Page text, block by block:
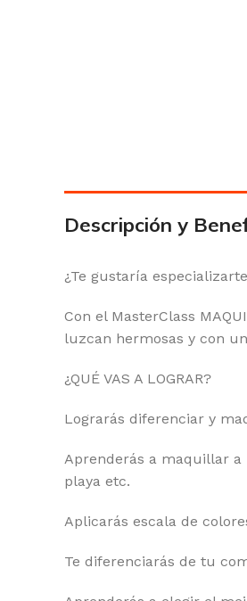
Descripción y
¿Te gustaría
Con el MasterClass
luzcan hermosas y con
¿QUÉ VAS A LOGRAR?
Lograrás diferenciar y
Aprenderás a maquillar a
playa etc.
Aplicarás escala de
Te diferenciarás de tu